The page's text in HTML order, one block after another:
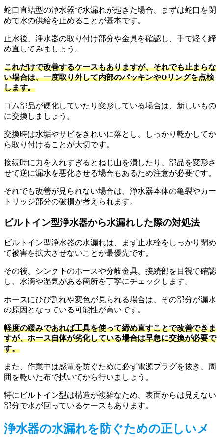
蛇口直結型の浄水器で水漏れが起きた場合、まずは蛇口を閉
めて水の供給を止めることが基本です。
止水後、浄水器の取り付け部分や金具を確認し、手で軽く締
め直してみましょう。
これだけで改善するケースもありますが、それでも止まらな
い場合は、一度取り外して内部のパッキンやOリングを点検
します。
ゴム部品が硬化していたり変形している場合は、新しいもの
に交換しましょう。
交換時は水垢やサビをきれいに落とし、しっかり乾かしてか
ら取り付けることが大切です。
接続時に力を入れすぎるとねじ山を潰したり、部品を変形さ
せて逆に漏水を悪化させる場合もあるため注意が必要です。
それでも改善が見られない場合は、浄水器本体の亀裂やカー
トリッジ部分の破損が考えられます。
ビルトイン型浄水器から水漏れした際の対処法
ビルトイン型浄水器の水漏れは、まず止水栓をしっかり閉め
て被害を拡大させないことが最優先です。
その後、シンク下のホースや分岐金具、接続部を目視で確認
し、水滴や湿気がある箇所を丁寧にチェックします。
ホースにひび割れや変色が見られる場合は、その部分が漏水
の原因となっている可能性が高いです。
軽度の緩みであれば工具を使って締め直すことで改善できま
すが、ホース自体が劣化している場合は早急に交換が必要で
す。
また、作業中は感電を防ぐために必ず電源プラグを抜き、周
囲を乾いた布で拭いてから行いましょう。
特にビルトイン型は構造が複雑なため、表面からは見えない
部分で水が回っているケースもあります。
浄水器の水漏れを防ぐための正しいメ